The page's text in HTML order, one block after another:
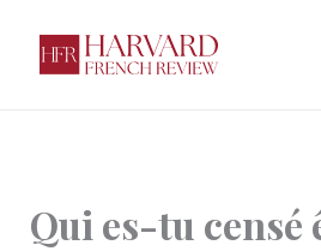
contenu
Qui es-tu censé